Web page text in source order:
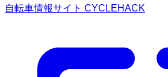
自転車情報サイト CYCLEHACK